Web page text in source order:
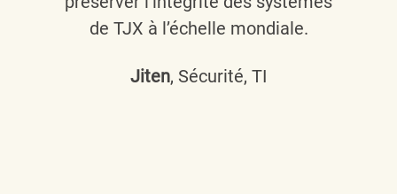
de TJX à l’échelle mondiale.
Jiten, Sécurité, TI